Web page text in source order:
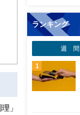
」
ランキング
週 間